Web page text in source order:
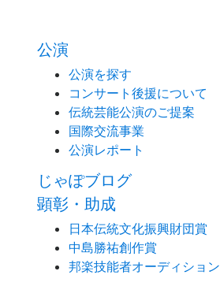
公演
公演を探す
コンサート後援について
伝統芸能公演のご提案
国際交流事業
公演レポート
じゃぽブログ
顕彰・助成
日本伝統文化振興財団賞
中島勝祐創作賞
邦楽技能者オーディション